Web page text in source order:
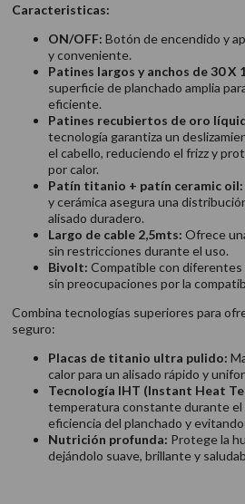
Caracteristicas:
ON/OFF: Botón de encendido y
y conveniente.
Patines largos y anchos de 30 X
superficie de planchado amplia
eficiente.
Patines recubiertos de oro
tecnología garantiza un
el cabello, reduciendo el frizz y
por calor.
Patín titanio + patín ceramic oil:
y cerámica asegura una
alisado duradero.
Largo de cable 2,5mts: Ofrece
sin restricciones durante el uso.
Bivolt: Compatible con diferentes
sin preocupaciones por la
Combina tecnologías superiores para
seguro:
Placas de titanio ultra pulido:
calor para un alisado rápido y
Tecnología IHT (Instant Heat
temperatura constante durante el
eficiencia del planchado y
Nutrición profunda: Protege la
dejándolo suave, brillante y